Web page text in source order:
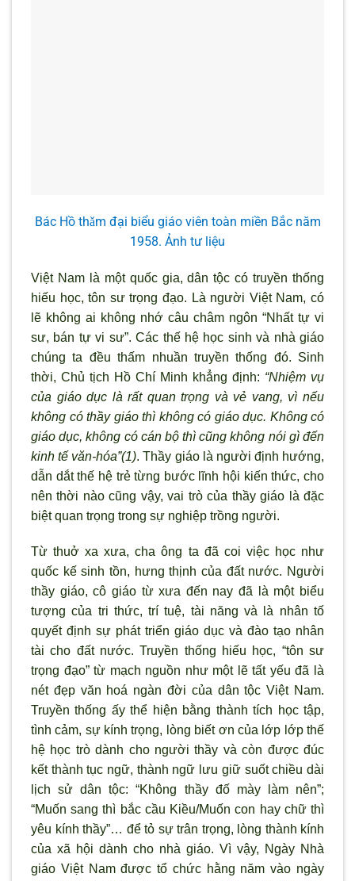
Bác Hồ thǎm đại biểu giáo viên toàn miền Bắc năm
1958. Ảnh tư liệu
Việt Nam là một quốc gia,dân tộc có truyền thống
hiếu học, tôn sư trọng đạo. Là người Việt Nam, có
lẽ không ai không nhớ câu châm ngôn “Nhất tự vi
sư, bán tự vi sư”. Các thế hệ học sinh và nhà giáo
chúng ta đều thấm nhuần truyền thống đó. Sinh
thời, Chủ tịch Hồ Chí Minh khẳng định: “Nhiệm vụ
của giáo dục là rất quan trọng và vẻ vang, vì nếu
không có thầy giáo thì không có giáo dục. Không có
giáo dục, không có cán bộ thì cũng không nói gì đến
kinh tế văn-hóa”(1).Thầy giáo là người định hướng,
dẫn dắt thế hệ trẻ từng bước lĩnh hội kiến thức, cho
nên thời nào cũng vậy, vai trò của thầy giáo là đặc
biệt quan trọng trong sự nghiệp trồng người.
Từ thuở xa xưa, cha ông ta đã coi việc học như
quốc kế sinh tồn, hưng thịnh của đất nước. Người
thầy giáo, cô giáo từ xưa đến nay đã là mộtbiểu
tượng của tri thức, trí tuệ, tài năng và là nhân tố
quyết định sự phát triển giáo dục và đào tạo nhân
tài cho đất nước. Truyền thống hiếu học, “tôn sư
trọng đạo” từ mạch nguồn như một lẽ tất yếu đã là
nét đẹp văn hoá ngàn đời của dân tộc Việt Nam.
Truyền thống ấy thể hiện bằng thành tích học tập,
tình cảm, sự kính trọng, lòng biết ơn của lớp lớp thế
hệ học trò dành cho người thầy và còn được đúc
kết thành tục ngữ, thành ngữ lưu giữ suốt chiều dài
lịch sử dân tộc: “Không thầy đố mày làm nên”;
“Muốn sang thì bắc cầu Kiều/Muốn con hay chữ thì
yêu kính thầy”… để tỏ sự trân trọng, lòng thành kính
của xã hội dành cho nhà giáo. Vì vậy, Ngày Nhà
giáo Việt Namđược tổ chức hằng năm vào ngày